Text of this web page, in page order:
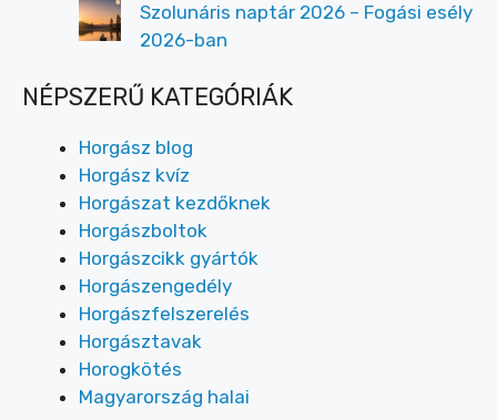
Szolunáris naptár 2026 – Fogási esély
2026-ban
NÉPSZERŰ KATEGÓRIÁK
Horgász blog
Horgász kvíz
Horgászat kezdőknek
Horgászboltok
Horgászcikk gyártók
Horgászengedély
Horgászfelszerelés
Horgásztavak
Horogkötés
Magyarország halai